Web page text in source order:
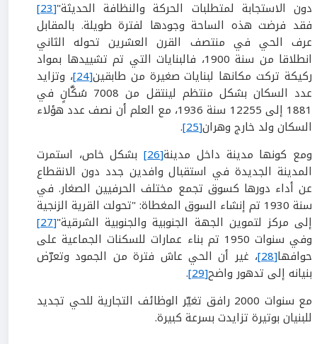
دون الاستجابة لمتطلبات الحركة والنظافة الحديثة"[23]
فقد فرضت هذه الساحة وجودها لفترة طويلة. بالمقابل
عرف الحي في منتصف القرن العشرين تحوله الثاني
انطلاقا من سنة 1900، فالبنايات التي تم تشييدها بمواد
ركيكة تركت مكانها لبنايات صغيرة من طابقين[24]
، وتزايد
عدد السكان بشكل منتظم لينتقل من 7008 سُكَّانٍ في
1881 إلى 12255 سنة 1936، مع العلم أن نصف عدد هؤلاء
السكان ولد خارج وهران[25]
.
ومع كونها مدينة داخل مدينة[26]
بشكل خاص، استمرت
المدينة الجديدة في استقبال وافدين جدد دون الانقطاع
عن أداء دورها كسوق تجمع مختلف الحرفيين الصغار. في
سنة 1930 تم إنشاء السوق المغطاة: "تحولت القرية الزنجية
إلى مركز لتموين الجهة الجنوبية والجنوبية الشرقية"[27]
وفي سنوات 1950 تم بناء عمارات للسكنات الجماعية على
حوافها[28]
، غير أن الحي عاش فترة من الجمود وتعرّض
بنيانه إلى تدهور واضح[29]
.
مع سنوات 2000 رافق تغيّر الوظائف التجارية للحي تجديد
للبنيان بوتيرة تزايدت بسرعة كبيرة.